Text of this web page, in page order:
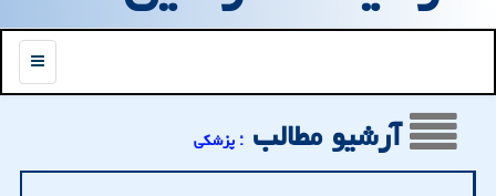
منو
آرشیو مطالب : پزشكی